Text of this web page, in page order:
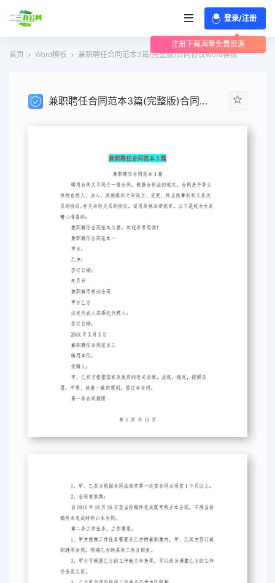
登录/注册
注册下载海量免费资源
首页 Word模板 兼职聘任合同范本3篇(完整版)合同协议word模板
兼职聘任合同范本3篇(完整版)合同协议word模板